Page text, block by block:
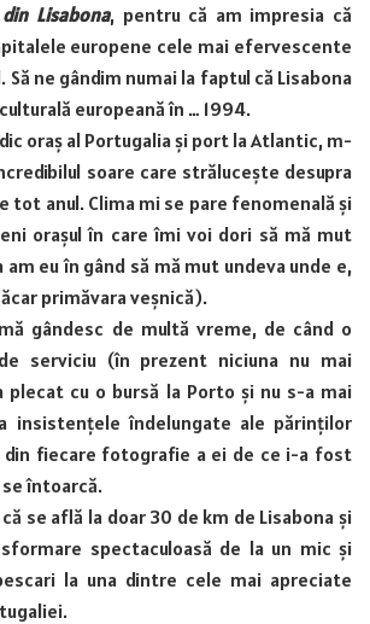
Lisabona, pentru că am impresia că
europene cele mai efervescente
ne gândim numai la faptul că Lisabona
europeană în … 1994.
oraș al Portugalia și port la Atlantic, m-
soare care strălucește desupra
tot anul. Clima mi se pare fenomenală și
orașul în care îmi voi dori să mă mut
am eu în gând să mă mut undeva unde e,
primăvara veșnică).
gândesc de multă vreme, de când o
serviciu (în prezent niciuna nu mai
plecat cu o bursă la Porto și nu s-a mai
insistențele îndelungate ale părinților
din fiecare fotografie a ei de ce i-a fost
întoarcă.
se află la doar 30 de km de Lisabona și
spectaculoasă de la un mic și
la una dintre cele mai apreciate